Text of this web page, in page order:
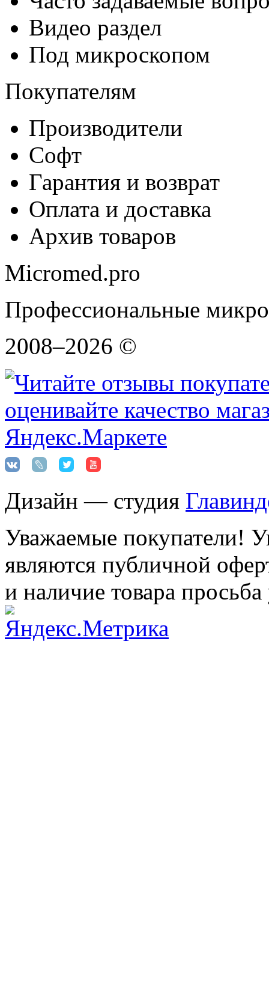
Видео раздел
Под микроскопом
Покупателям
Производители
Софт
Гарантия и возврат
Оплата и доставка
Архив товаров
Micromed.pro
Профессиональные
2008–2026 ©
Дизайн — студия
Уважаемые покупатели!
являются публичной
и наличие товара